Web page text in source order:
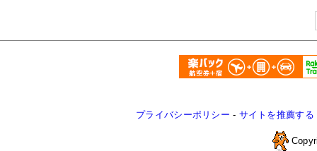
プライバシーポリシー - サイトを推薦する